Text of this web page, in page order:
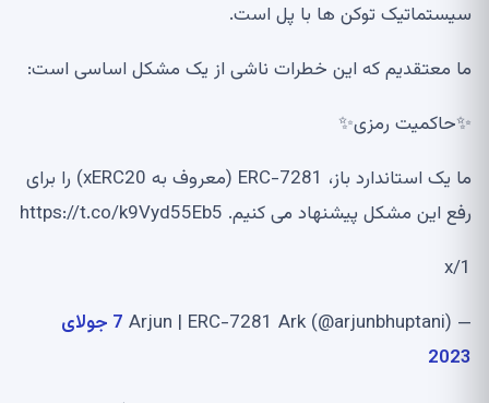
سیستماتیک توکن ها با پل است.
ما معتقدیم که این خطرات ناشی از یک مشکل اساسی است:
✨حاکمیت رمزی✨
ما یک استاندارد باز، ERC-7281 (معروف به xERC20) را برای
رفع این مشکل پیشنهاد می کنیم. https://t.co/k9Vyd55Eb5
1/x
— Arjun | ERC-7281 Ark (@arjunbhuptani)
7 جولای
2023